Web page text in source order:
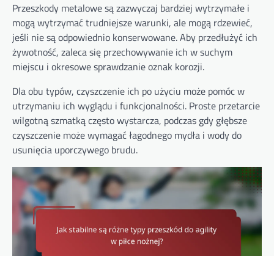
Przeszkody metalowe są zazwyczaj bardziej wytrzymałe i
mogą wytrzymać trudniejsze warunki, ale mogą rdzewieć,
jeśli nie są odpowiednio konserwowane. Aby przedłużyć ich
żywotność, zaleca się przechowywanie ich w suchym
miejscu i okresowe sprawdzanie oznak korozji.
Dla obu typów, czyszczenie ich po użyciu może pomóc w
utrzymaniu ich wyglądu i funkcjonalności. Proste przetarcie
wilgotną szmatką często wystarcza, podczas gdy głębsze
czyszczenie może wymagać łagodnego mydła i wody do
usunięcia uporczywego brudu.